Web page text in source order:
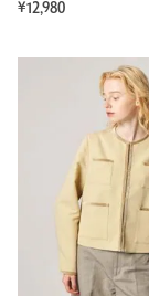
¥12,980